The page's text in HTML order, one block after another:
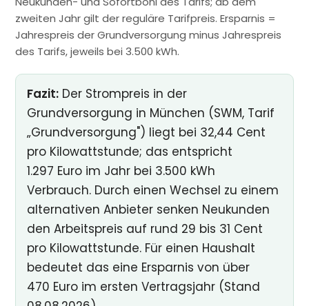
zweiten Jahr gilt der reguläre Tarifpreis. Ersparnis =
Jahrespreis der Grundversorgung minus Jahrespreis
des Tarifs, jeweils bei 3.500 kWh.
Fazit: Der Strompreis in der
Grundversorgung in München (SWM, Tarif
„Grundversorgung") liegt bei 32,44 Cent
pro Kilowattstunde; das entspricht
1.297 Euro im Jahr bei 3.500 kWh
Verbrauch. Durch einen Wechsel zu einem
alternativen Anbieter senken Neukunden
den Arbeitspreis auf rund 29 bis 31 Cent
pro Kilowattstunde. Für einen Haushalt
bedeutet das eine Ersparnis von über
470 Euro im ersten Vertragsjahr (Stand